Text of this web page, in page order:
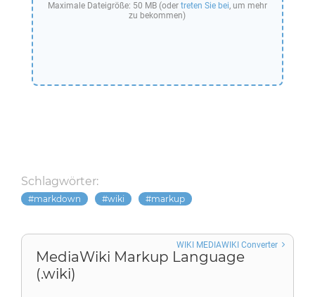
Maximale Dateigröße: 50 MB (oder treten Sie bei, um mehr
zu bekommen)
Schlagwörter:
markdown wiki markup
MediaWiki Markup Language
(.wiki)
WIKI MEDIAWIKI Converter